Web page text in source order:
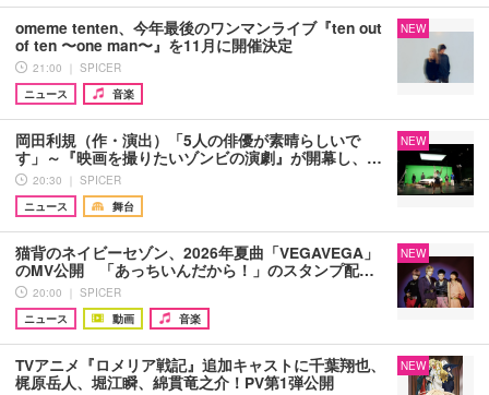
omeme tenten、今年最後のワンマンライブ『ten out
of ten 〜one man〜』を11月に開催決定
21:00 ｜ SPICER
ニュース
音楽
NEW
岡田利規（作・演出）「5人の俳優が素晴らしいで
す」～『映画を撮りたいゾンビの演劇』が開幕し、…
20:30 ｜ SPICER
ニュース
舞台
NEW
猫背のネイビーセゾン、2026年夏曲「VEGAVEGA」
のMV公開 「あっちいんだから！」のスタンプ配…
20:00 ｜ SPICER
ニュース
動画 音楽
NEW
TVアニメ『ロメリア戦記』追加キャストに千葉翔也、
梶原岳人、堀江瞬、綿貫竜之介！PV第1弾公開
NEW